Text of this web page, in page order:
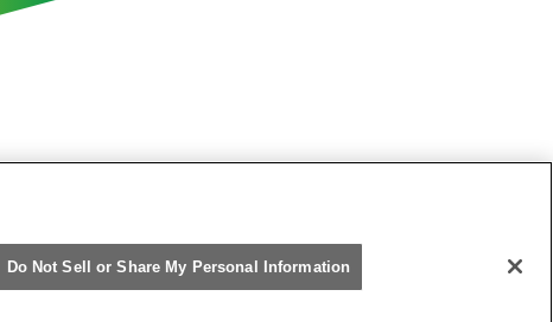
Do Not Sell or Share My Personal Information